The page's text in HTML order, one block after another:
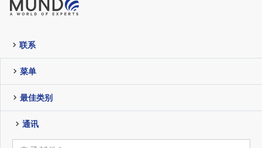
联系
菜单
最佳类别
通讯